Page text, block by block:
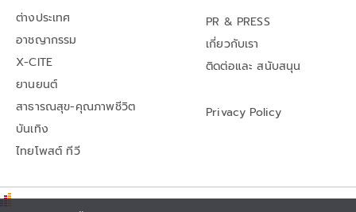
ต่างประเทศ
อาชญากรรม
X-CITE
ยานยนต์
สาธารณสุข-คุณภาพชีวิต
บันเทิง
ไทยโพสต์ ทีวี
PR & PRESS
เกี่ยวกับเรา
ติดต่อและ สนับสนุน
Privacy Policy